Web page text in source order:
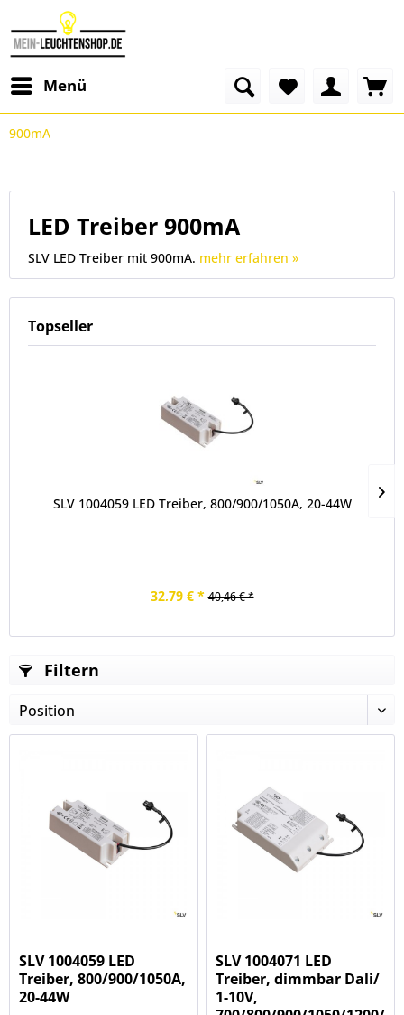
Menü
900mA
LED Treiber 900mA
SLV LED Treiber mit 900mA. mehr erfahren »
Topseller
SLV 1004059 LED Treiber, 800/900/1050A, 20-44W
32,79 € * 40,46 € *
Filtern
SLV 1004059 LED
Treiber, 800/900/1050A,
20-44W
SLV 1004071 LED
Treiber, dimmbar Dali/
1-10V,